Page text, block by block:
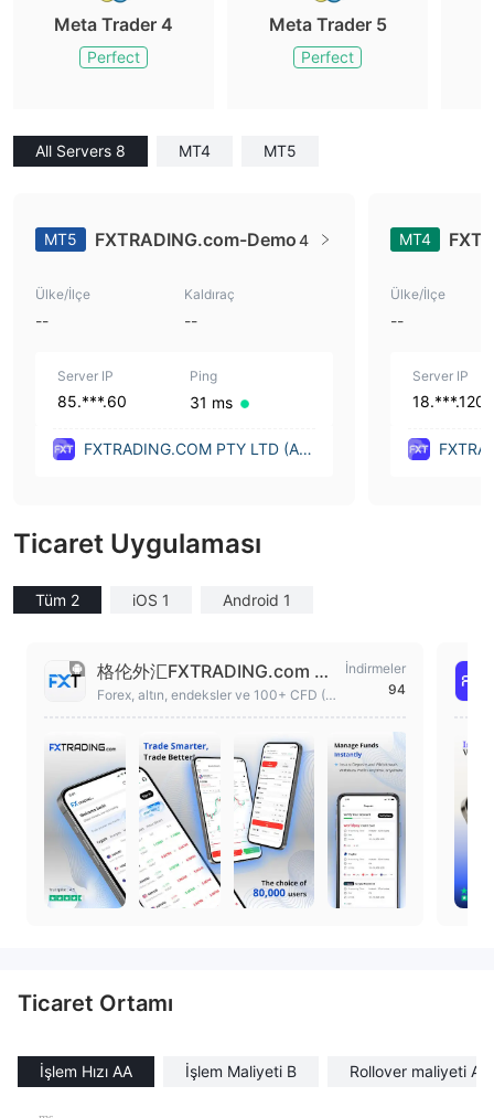
Meta Trader 4
Perfect
Meta Trader 5
Perfect
All Servers 8 MT4 MT5
MT5 FXTRADING.com-Demo4
Ülke/İlçe
--
Kaldıraç
--
Server IP
85.***.60
Ping
31 ms
FXTRADING.COM PTY LTD (Aus
MT4
Ülke/İlçe
--
Server IP
18.***.120
Ticaret Uygulaması
Tüm 2 iOS 1 Android 1
格伦外汇FXTRADING.com 外
汇、黄金及差价合约交易
Forex, altın, endeksler ve 100+ CFD (F
İndirmeler
94
Ticaret Ortamı
İşlem Hızı AA İşlem Maliyeti B Rollover maliyeti A